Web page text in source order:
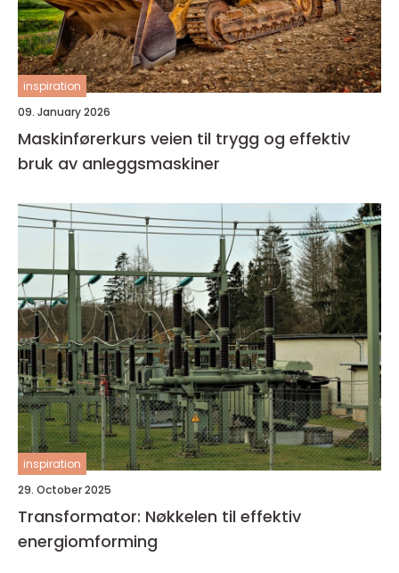
inspiration
09. January 2026
Maskinførerkurs veien til trygg og effektiv
bruk av anleggsmaskiner
inspiration
29. October 2025
Transformator: Nøkkelen til effektiv
energiomforming